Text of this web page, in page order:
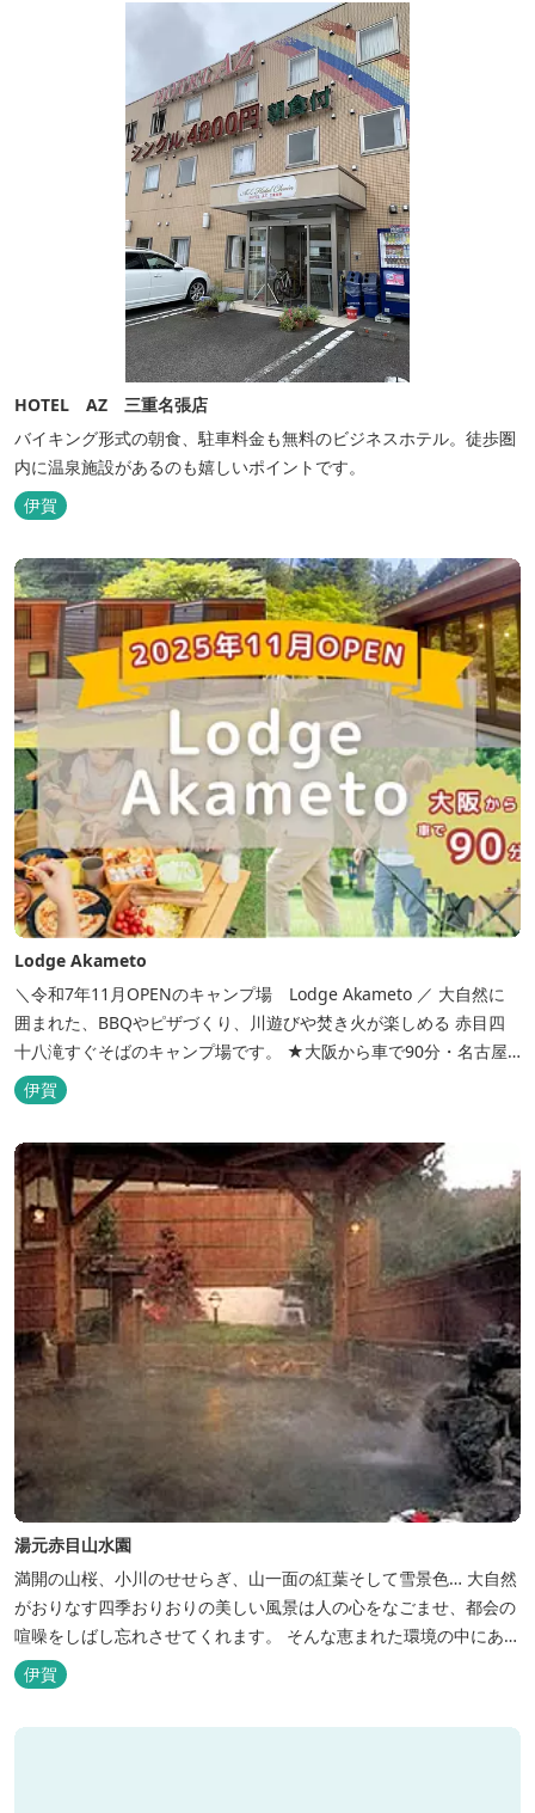
HOTEL AZ 三重名張店
バイキング形式の朝食、駐車料金も無料のビジネスホテル。徒歩圏
内に温泉施設があるのも嬉しいポイントです。
伊賀
Lodge Akameto
＼令和7年11月OPENのキャンプ場 Lodge Akameto ／ 大自然に
囲まれた、BBQやピザづくり、川遊びや焚き火が楽しめる 赤目四
十八滝すぐそばのキャンプ場です。 ★大阪から車で90分・名古屋
から120分の好アクセス！ ★専用テラス付きバンガローでは、BBQ
をしながら子どもが川遊びをしているのが見れる！ ★Wi-Fiがつな
がります！ ★日帰りBBQや大人数での研修も...
伊賀
湯元赤目山水園
満開の山桜、小川のせせらぎ、山一面の紅葉そして雪景色… 大自然
がおりなす四季おりおりの美しい風景は人の心をなごませ、都会の
喧噪をしばし忘れさせてくれます。 そんな恵まれた環境の中にあ
る、純和風造りの閑静なたたずまい …それが赤目山水園です。 ま
た、赤目山水園の園内からこんこんと湧き出る天然温泉「赤目温泉
山の湯」は、肌にやさしい美人と健康の湯として大勢のお客様に喜
伊賀